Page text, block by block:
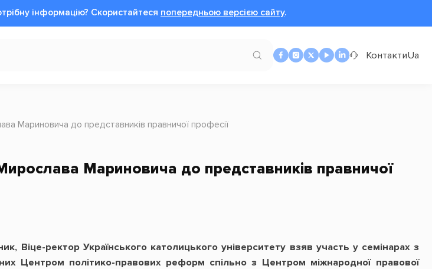
інформацію? Cкористайтеся попередньою версією сайту.
КонтактиUa
Мариновича до представників правничої професії
Мариновича до представників правничої
Віце-ректор Українського католицького університету взяв участь у семінарах з
Центром політико-правових реформ спільно з Центром міжнародної правової